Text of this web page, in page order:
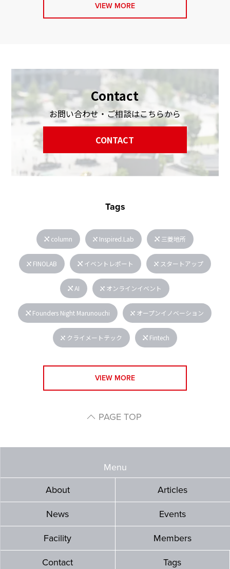
VIEW MORE
Contact
お問い合わせ・ご相談はこちらから
CONTACT
Tags
column Inspired.Lab 三菱地所
FINOLAB イベントレポート スタートアップ
AI オンラインイベント
Founders Night Marunouchi オープンイノベーション
クライメートテック Fintech
VIEW MORE
PAGE TOP
Menu
About
Articles
News Events
Facility Members
Contact Tags